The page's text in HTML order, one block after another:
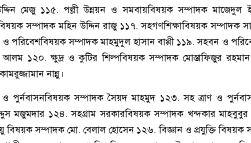
মেজু ১১৫. পল্লী উন্নয়ন ও সমবায়বিষয়ক সম্পাদক
সম্পাদক মহিন উদ্দিন রাজু ১১৭. সহগণশিক্ষাবিষয়ক সম্পাদক
পরিবেশবিষয়ক সম্পাদক মাহমুদুল হাসান বাপ্পী ১১৯. সহবন ও
১২০. ক্ষুদ্র ও কুটির শিল্পবিষয়ক সম্পাদক মোস্তাফিজুর
নান্নু।
ও পুর্নবাসনবিষয়ক সম্পাদক সৈয়দ মাহমুদ ১২৩. সহ ত্রাণ ও
মজুমদার ১২৪. সহগ্রাম সরকারবিষয়ক সম্পাদক খন্দকার মাহবুবুর
বিষয়ক সম্পাদক মো. বেলাল হোসেন ১২৬. বিজ্ঞান ও প্রযুক্তি